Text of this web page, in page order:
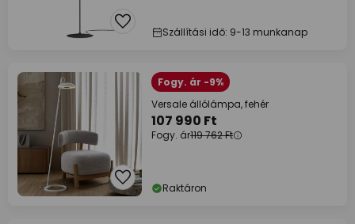
Szállítási idő: 9-13 munkanap
Fogy. ár -9%
Versale állólámpa, fehér
107 990 Ft
Fogy. ár119 762 Ft
Raktáron